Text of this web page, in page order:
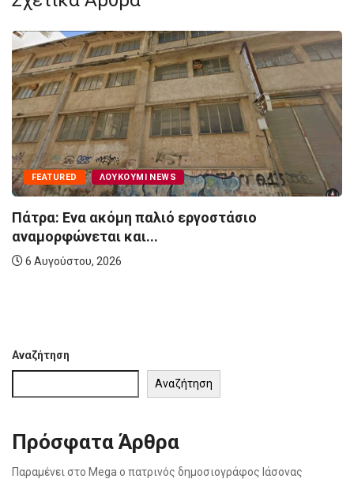
FEATURED ΛΟΥΚΟΎΜΙ NEWS
Πάτρα: Ενα ακόμη παλιό εργοστάσιο
αναμορφώνεται και...
6 Αυγούστου, 2026
Αναζήτηση
Αναζήτηση
Πρόσφατα Άρθρα
Παραμένει στο Mega ο πατρινός δημοσιογράφος Ιάσονας